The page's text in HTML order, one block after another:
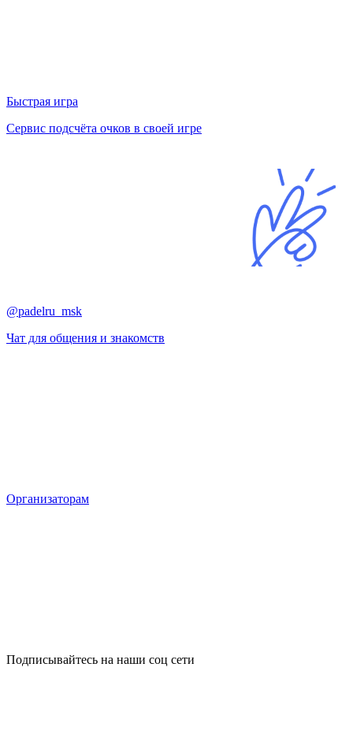
Быстрая игра
Сервис подсчёта очков в своей игре
@padelru_msk
Чат для общения и знакомств
Организаторам
Подписывайтесь на наши соц сети